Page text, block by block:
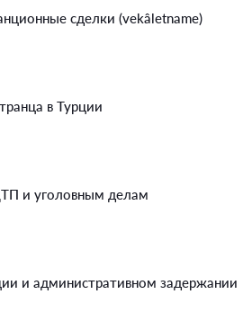
сделки (vekâletname)
в Турции
и уголовным делам
и административном задержании